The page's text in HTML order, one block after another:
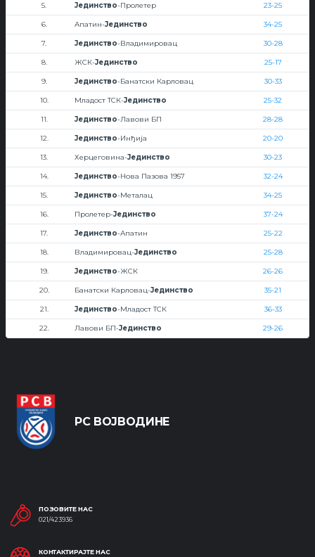
5. Јединство-Пролетер 23-25
6. Апатин-Јединство 34-25
7. Јединство-Владимировац 30-28
8. ЖСК-Јединство 25-17
9. Јединство-Банатски Карловац 30-33
10. Младост ТСК-Јединство 25-32
11. Јединство-Лавови БП 28-28
12. Јединство-Инђија 20-20
13. Херцеговина-Јединство 30-23
14. Јединство-Нова Пазова 1957 32-24
15. Јединство-Металац 34-25
16. Пролетер-Јединство 37-24
17. Јединство-Апатин 25-22
18. Владимировац-Јединство 25-28
19. Јединство-ЖСК 26-26
20. Банатски Карловац-Јединство 35-21
21. Јединство-Младост ТСК 36-33
22. Лавови БП-Јединство 29-26
РС ВОЈВОДИНЕ
ПОЗОВИТЕ НАС
021/423936
КОНТАКТИРАЈТЕ НАС